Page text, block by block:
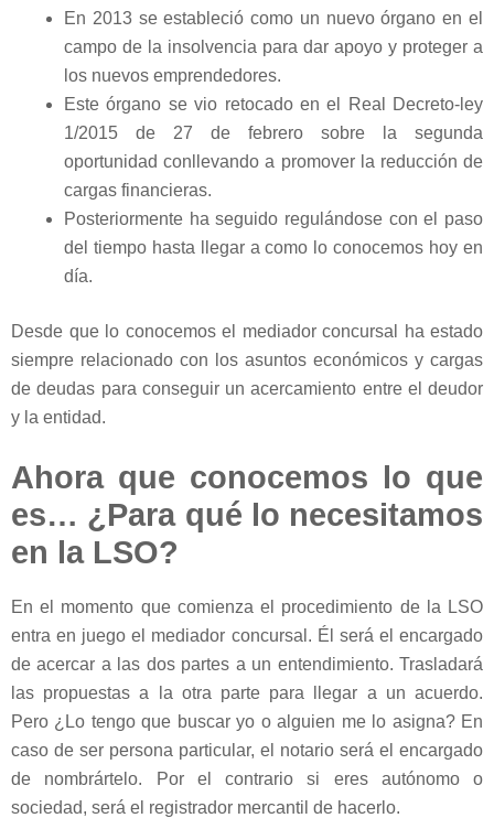
En 2013 se estableció como un nuevo órgano en el
campo de la insolvencia para dar apoyo y proteger a
los nuevos emprendedores.
Este órgano se vio retocado en el Real Decreto-ley
1/2015 de 27 de febrero sobre la segunda
oportunidad conllevando a promover la reducción de
cargas financieras.
Posteriormente ha seguido regulándose con el paso
del tiempo hasta llegar a como lo conocemos hoy en
día.
Desde que lo conocemos el mediador concursal ha estado
siempre relacionado con los asuntos económicos y cargas
de deudas para conseguir un acercamiento entre el deudor
y la entidad.
Ahora que conocemos lo que
es… ¿Para qué lo necesitamos
en la LSO?
En el momento que comienza el procedimiento de la LSO
entra en juego el mediador concursal. Él será el encargado
de acercar a las dos partes a un entendimiento. Trasladará
las propuestas a la otra parte para llegar a un acuerdo.
Pero ¿Lo tengo que buscar yo o alguien me lo asigna? En
caso de ser persona particular, el notario será el encargado
de nombrártelo. Por el contrario si eres autónomo o
sociedad, será el registrador mercantil de hacerlo.